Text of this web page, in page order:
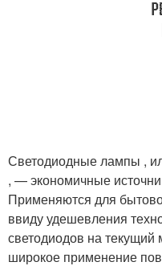
Светодиодные лампы ,
, — экономичные
Применяются для
ввиду удешевления
светодиодов на
широкое применение